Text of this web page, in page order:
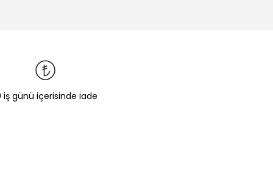
iş günü içerisinde iade